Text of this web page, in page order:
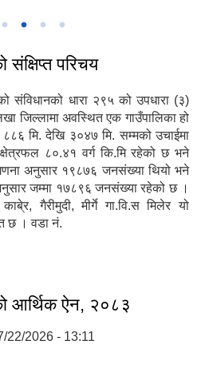
संक्षिप्त परिचय
संविधानको धारा २९५ को उपधारा (३)
जिल्लामा अवस्थित एक गाउँपालिका हो
मि. देखि ३०४७ मि. सम्मको उचाईमा
८०.४१ वर्ग कि.मि रहेको छ भने
अनुसार १९८७६ जनसंख्या थियो भने
जम्मा १७८९६ जनसंख्या रहेको छ ।
गैरीमुदी, मीर्गे गा.वि.स मिलेर यो
छ । वडा नं.
आर्थिक ऐन, २०८३
22/2026 - 13:11